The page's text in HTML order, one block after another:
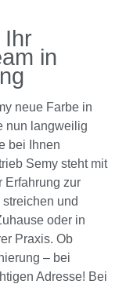
Ihr
in
neue Farbe in
nun langweilig
bei Ihnen
Semy steht mit
Erfahrung zur
und
oder in
Praxis. Ob
– bei
Adresse! Bei